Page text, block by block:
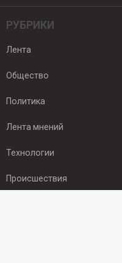
РУБРИКИ
Лента
Общество
Политика
Лента мнений
Технологии
Происшествия